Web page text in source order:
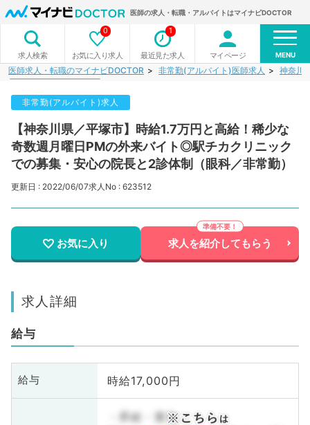
医師の求人・転職・アルバイトはマイナビDOCTOR
求人検索 お気に入り求人
0
最近見た求人
1
マイページ MENU
医師求人・転職のマイナビDOCTOR 非常勤(アルバイト)医師求人 神奈川
非常勤(アルバイト)求人
【神奈川県／平塚市】時給1.7万円と高給！稀少な
奇数週月曜日PMの外来バイト◎駅チカクリニック
での募集・安心の院長と2診体制（眼科／非常勤）
更新日 : 2022/06/07求人No : 623512
お気に入り 求人を紹介してもらう
求人詳細
給与
給与 時給17,000円
・昇給・賞与